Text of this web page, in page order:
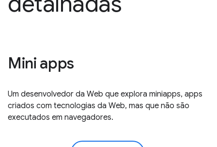
Mini apps
Um desenvolvedor da Web que explora miniapps, apps
criados com tecnologias da Web, mas que não são
executados em navegadores.